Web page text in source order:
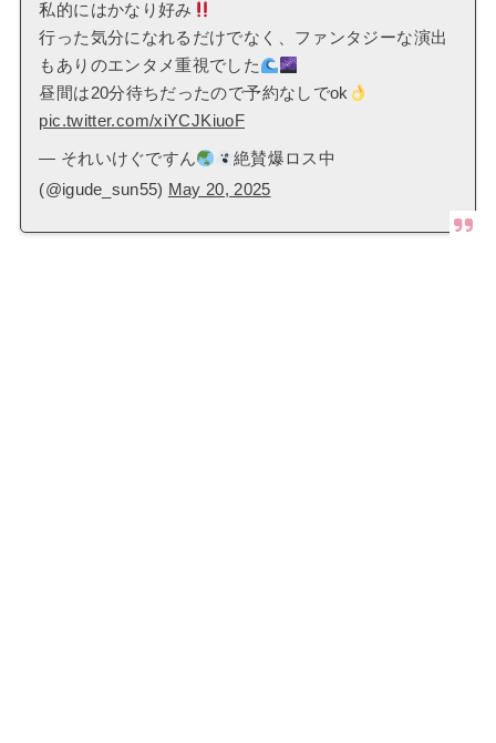
私的にはかなり好み
行った気分になれるだけでなく、ファンタジーな演出
もありのエンタメ重視でした
昼間は20分待ちだったので予約なしでok
pic.twitter.com/xiYCJKiuoF
— それいけぐですん
絶賛爆ロス中
(@igude_sun55) May 20, 2025